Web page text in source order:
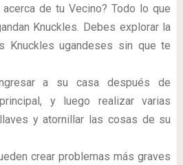
de tu Vecino? Todo lo que
Knuckles. Debes explorar la
Knuckles ugandeses sin que te
a su casa después de
y luego realizar varias
y atornillar las cosas de su
crear problemas más graves